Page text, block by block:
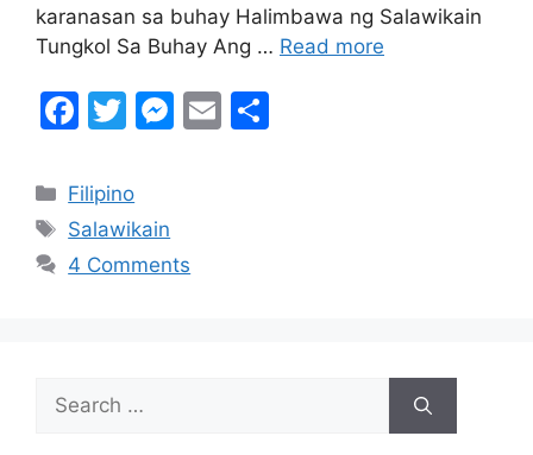
karanasan sa buhay Halimbawa ng Salawikain
Tungkol Sa Buhay Ang … Read more
F
c
e
b
T
itt
er
M
e
E
Categories
Filipino
Tags
Salawikain
4 Comments
Search
for: